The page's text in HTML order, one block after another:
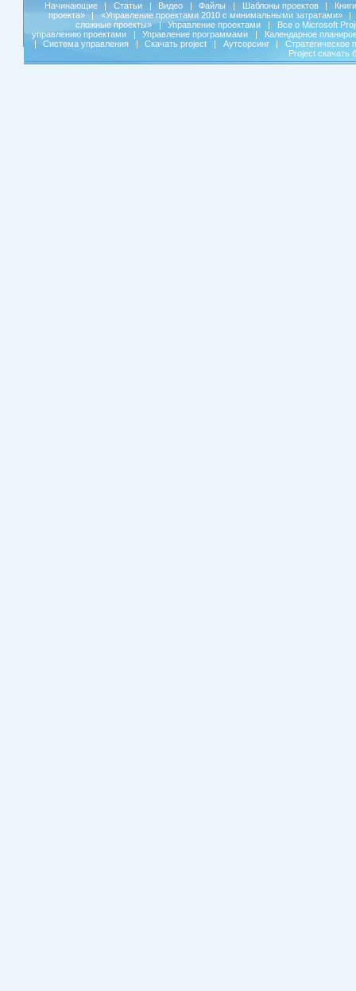
Начинающие | Статьи | Видео | Файлы | Шаблоны проектов |
Книги
проекта»
| «Управление проектами 2010 с минимальными затратами»
|
сложные проекты»
| Управление проектами |
Все о Microsoft
управлению проектами
| Управление программами |
Календарное
|
Система управления | Скачать project | Аутсорсинг |
Стратегическое
Project скачать